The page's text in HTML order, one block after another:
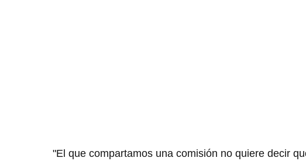
"El que compartamos una comisión no quiere decir